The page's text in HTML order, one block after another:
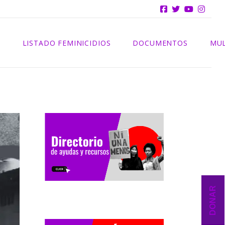
DONAR
LISTADO FEMINICIDIOS DOCUMENTOS